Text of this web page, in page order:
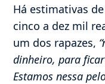
Há estimativas
cinco a dez mil
um dos rapazes,
dinheiro, para
Estamos nessa